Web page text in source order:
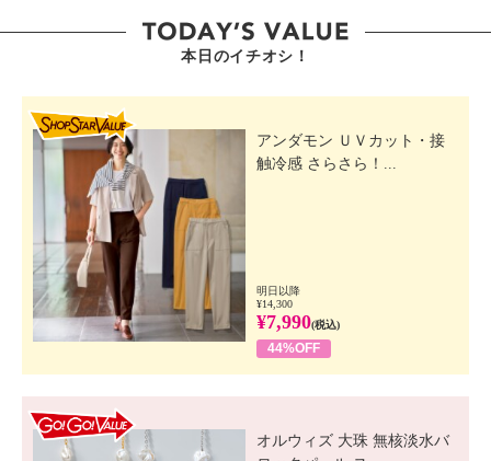
本日のイチオシ！
アンダモン ＵＶカット・接
触冷感 さらさら！...
明日以降
¥14,300
¥7,990(税込)
44%OFF
オルウィズ 大珠 無核淡水バ